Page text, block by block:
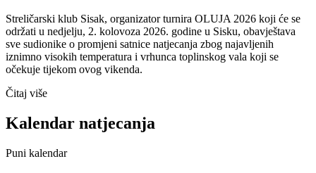
Streličarski klub Sisak, organizator turnira OLUJA 2026 koji će se
održati u nedjelju, 2. kolovoza 2026. godine u Sisku, obavještava
sve sudionike o promjeni satnice natjecanja zbog najavljenih
iznimno visokih temperatura i vrhunca toplinskog vala koji se
očekuje tijekom ovog vikenda.
Čitaj više
Kalendar natjecanja
Puni kalendar